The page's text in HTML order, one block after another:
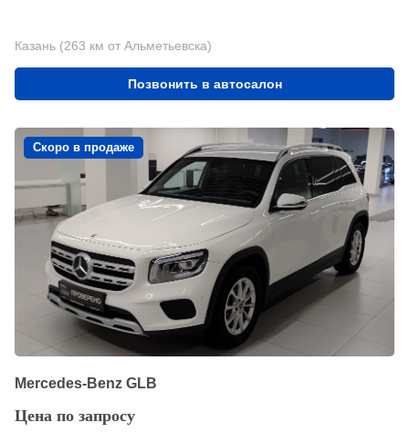
Казань (263 км от Альметьевска)
Позвонить в автосалон
Скоро в продаже
Mercedes-Benz GLB
Цена по запросу